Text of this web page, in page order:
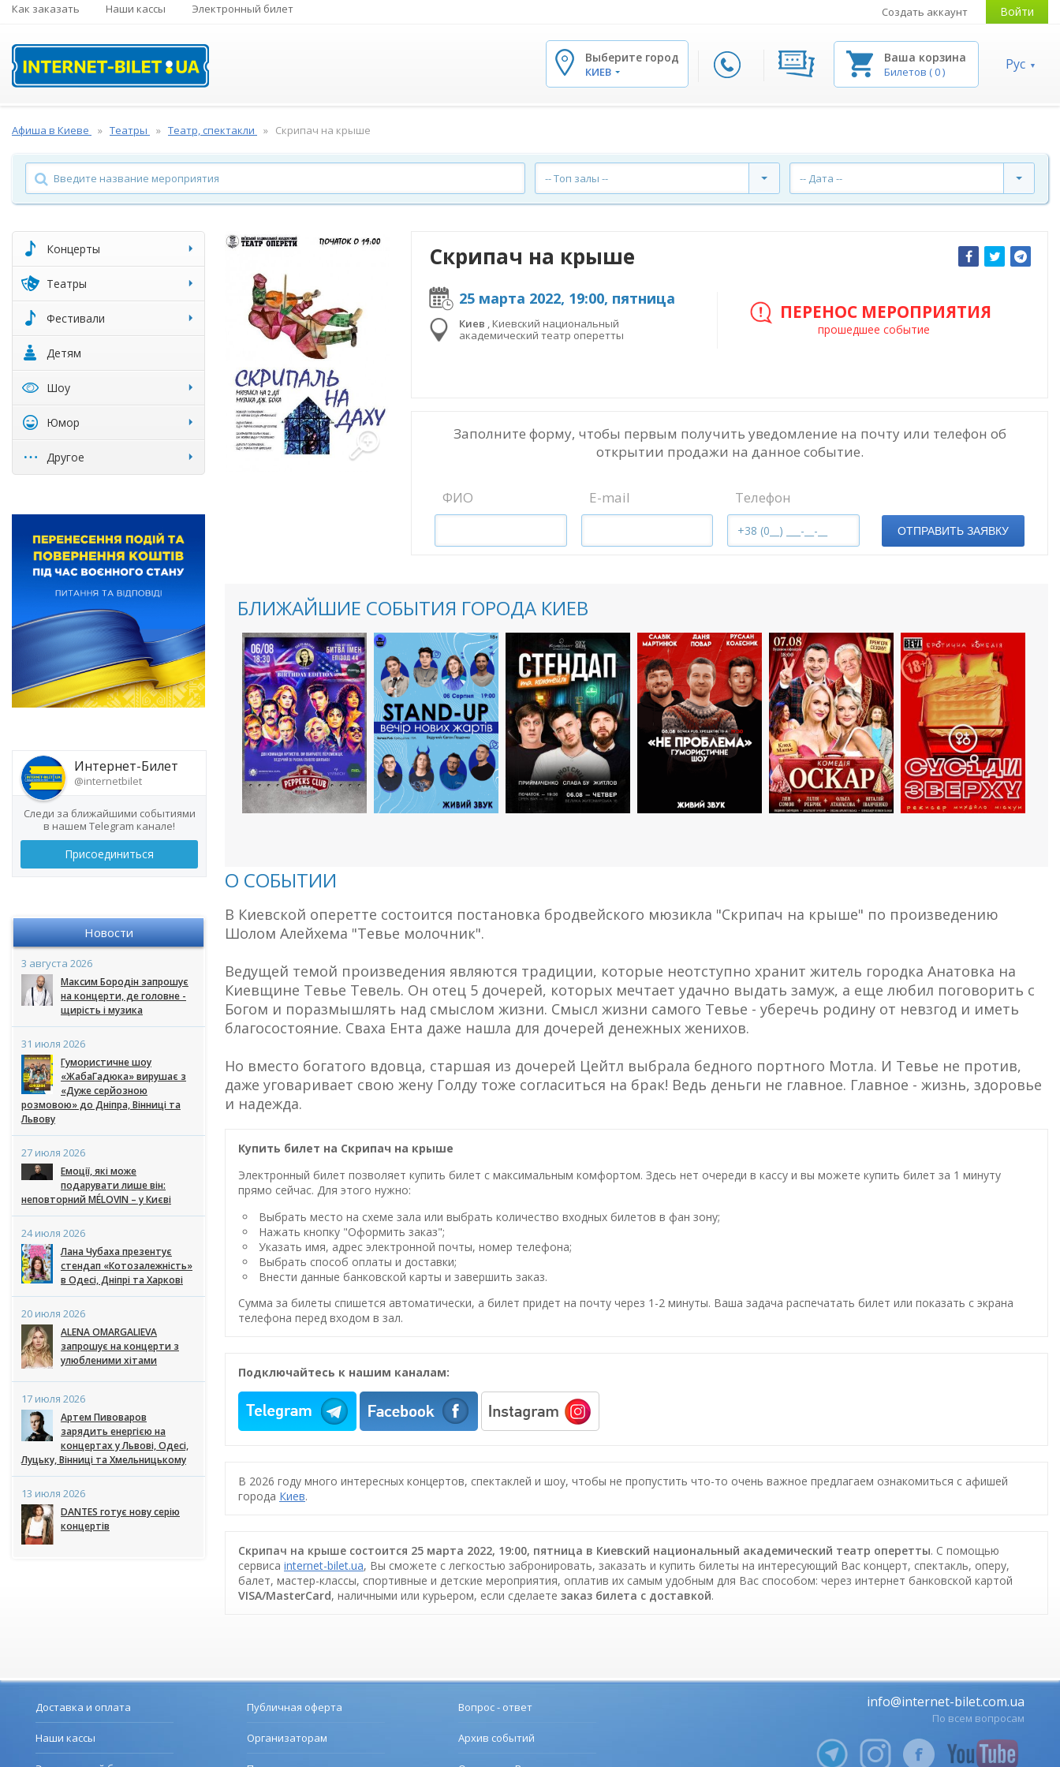
Как заказать Наши кассы Электронный билет Создать аккаунт Войти
Выберите город
КИЕВ
Ваша корзина
Билетов (0) Рус
Афиша в Киеве Театры Театр, спектакли Скрипач на крыше
-- Топ залы -- -- Дата --
Концерты
Театры
Фестивали
Детям
Шоу
Юмор
Другое
Интернет-Билет
@internetbilet
Следи за ближайшими событиями
в нашем Telegram канале!
Присоединиться
Новости
3 августа 2026
Максим Бородін запрошує
на концерти, де головне -
щирість і музика
31 июля 2026
Гумористичне шоу
«ЖабаГадюка» вирушає з
«Дуже серйозною
розмовою» до Дніпра, Вінниці та
Львову
27 июля 2026
Емоції, які може
подарувати лише він:
неповторний MÉLOVIN – у Києві
24 июля 2026
Лана Чубаха презентує
стендап «Котозалежність»
в Одесі, Дніпрі та Харкові
20 июля 2026
ALENA OMARGALIEVA
запрошує на концерти з
улюбленими хітами
17 июля 2026
Артем Пивоваров
зарядить енергією на
концертах у Львові, Одесі,
Луцьку, Вінниці та Хмельницькому
13 июля 2026
DANTES готує нову серію
концертів
Скрипач на крыше
25 марта 2022, 19:00, пятница
Киев
Киевский национальный
академический театр оперетты
ПЕРЕНОС МЕРОПРИЯТИЯ
прошедшее событие
Заполните форму, чтобы первым получить уведомление на почту или телефон об
открытии продажи на данное событие.
ФИО E-mail Телефон
ОТПРАВИТЬ ЗАЯВКУ
БЛИЖАЙШИЕ СОБЫТИЯ ГОРОДА КИЕВ
О СОБЫТИИ
В Киевской оперетте состоится постановка бродвейского мюзикла "Скрипач на крыше" по произведению
Шолом Алейхема "Тевье молочник".
Ведущей темой произведения являются традиции, которые неотступно хранит житель городка Анатовка на
Киевщине Тевье Тевель. Он отец 5 дочерей, которых мечтает удачно выдать замуж, а еще любил поговорить с
Богом и поразмышлять над смыслом жизни. Смысл жизни самого Тевье - уберечь родину от невзгод и иметь
благосостояние. Сваха Ента даже нашла для дочерей денежных женихов.
Но вместо богатого вдовца, старшая из дочерей Цейтл выбрала бедного портного Мотла. И Тевье не против,
даже уговаривает свою жену Голду тоже согласиться на брак! Ведь деньги не главное. Главное - жизнь, здоровье
и надежда.
Купить билет на Скрипач на крыше
Электронный билет позволяет купить билет с максимальным комфортом. Здесь нет очереди в кассу и вы можете купить билет за 1 минуту
прямо сейчас. Для этого нужно:
Выбрать место на схеме зала или выбрать количество входных билетов в фан зону;
Нажать кнопку "Оформить заказ";
Указать имя, адрес электронной почты, номер телефона;
Выбрать способ оплаты и доставки;
Внести данные банковской карты и завершить заказ.
Сумма за билеты спишется автоматически, а билет придет на почту через 1-2 минуты. Ваша задача распечатать билет или показать с экрана
телефона перед входом в зал.
Подключайтесь к нашим каналам:
В 2026 году много интересных концертов, спектаклей и шоу, чтобы не пропустить что-то очень важное предлагаем ознакомиться с афишей
города Киев.
Скрипач на крыше состоится 25 марта 2022, 19:00, пятница в Киевский национальный академический театр оперетты. С помощью
сервиса internet-bilet.ua, Вы сможете с легкостью забронировать, заказать и купить билеты на интересующий Вас концерт, спектакль, оперу,
балет, мастер-классы, спортивные и детские мероприятия, оплатив их самым удобным для Вас способом: через интернет банковской картой
VISA/MasterCard, наличными или курьером, если сделаете заказ билета c доставкой.
Доставка и оплата
Наши кассы
Публичная оферта
Организаторам
Вопрос - ответ
Архив событий
info@internet-bilet.com.ua
По всем вопросам